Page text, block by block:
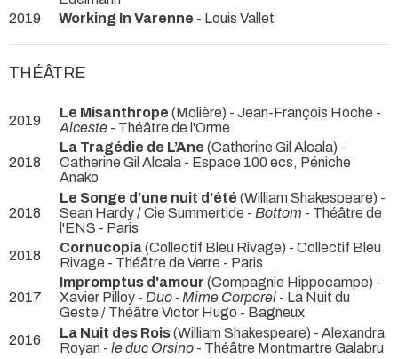
2019
Working In Varenne - Louis Vallet
THÉÂTRE
2019 Le Misanthrope (Molière) - Jean-François Hoche -
Alceste - Théâtre de l'Orme
2018
La Tragédie de L’Ane (Catherine Gil Alcala) -
Catherine Gil Alcala - Espace 100 ecs, Péniche
Anako
2018
Le Songe d'une nuit d'été (William Shakespeare) -
Sean Hardy / Cie Summertide - Bottom - Théâtre de
l'ENS - Paris
2018
Cornucopia(Collectif Bleu Rivage) - Collectif Bleu
Rivage - Théâtre de Verre - Paris
2017
Impromptus d'amour (Compagnie Hippocampe) -
Xavier Pilloy - Duo - Mime Corporel - La Nuit du
Geste / Théâtre Victor Hugo - Bagneux
2016
La Nuit des Rois(William Shakespeare) - Alexandra
Royan - le duc Orsino - Théâtre Montmartre Galabru